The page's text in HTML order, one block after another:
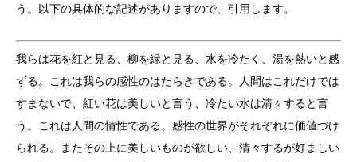
う。以下の具体的な記述がありますので、引用します。
我らは花を紅と見る、柳を緑と見る、水を冷たく、湯を熱いと感
ずる。これは我らの感性のはたらきである。人間はこれだけでは
すまないで、紅い花は美しいと言う、冷たい水は清々すると言
う。これは人間の情性である。感性の世界がそれぞれに価値づけ
られる。またその上に美しいものが欲しい、清々するが好ましい